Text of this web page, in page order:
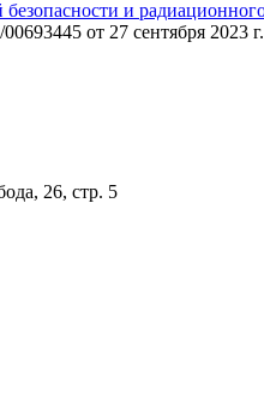
от 27 сентября 2023 г.
26, стр. 5